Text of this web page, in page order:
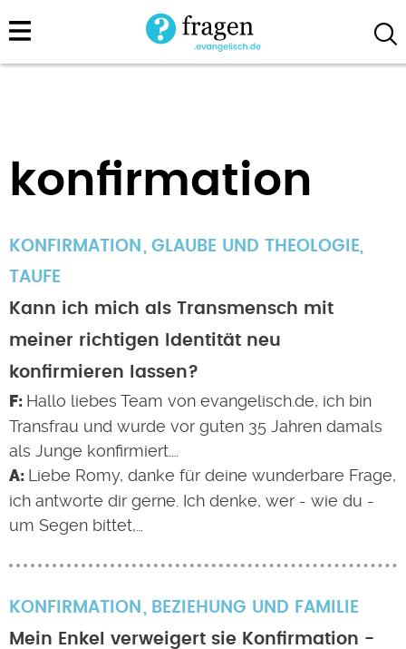
Direkt
zum
konfirmation
KONFIRMATION GLAUBE UND THEOLOGIE,
TAUFE
Kann ich mich als Transmensch mit
meiner richtigen Identität neu
konfirmieren lassen?
Hallo liebes Team von evangelisch.de, ich bin
Transfrau und wurde vor guten 35 Jahren damals
als Junge konfirmiert.…
Liebe Romy, danke für deine wunderbare Frage,
ich antworte dir gerne. Ich denke, wer - wie du -
um Segen bittet,…
KONFIRMATION
BEZIEHUNG UND FAMILIE
Mein Enkel verweigert sie Konfirmation -